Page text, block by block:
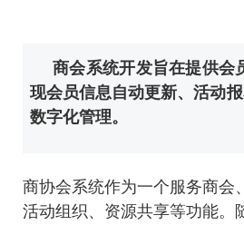
商会系统开发旨在提供会
现会员信息自动更新、活动
数字化管理。
商协会系统作为一个服务商会
活动组织、资源共享等功能。